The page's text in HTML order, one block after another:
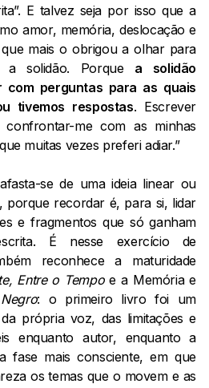
E talvez seja por isso que a
amor, memória, deslocação e
mais o obrigou a olhar para
a solidão. Porque a solidão
com perguntas para as quais
tivemos respostas. Escrever
me com as minhas
muitas vezes preferi adiar.”
se de uma ideia linear ou
porque recordar é, para si, lidar
e fragmentos que só ganham
É nesse exercício de
reconhece a maturidade
Entre o Tempoe a Memória e
: o primeiro livro foi um
própria voz, das limitações e
enquanto autor, enquanto a
fase mais consciente, em que
os temas que o movem e as